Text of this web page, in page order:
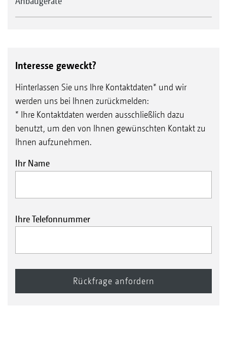
Interesse geweckt?
Hinterlassen Sie uns Ihre Kontaktdaten* und wir
werden uns bei Ihnen zurückmelden:
* Ihre Kontaktdaten werden ausschließlich dazu
benutzt, um den von Ihnen gewünschten Kontakt zu
Ihnen aufzunehmen.
Ihr Name
Ihre Telefonnummer